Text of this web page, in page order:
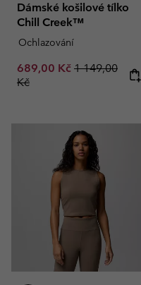
Dámské košilové tílko
Chill Creek™
Ochlazování
Sale price:
689,00 Kč Regular price:
1 149,00
Kč